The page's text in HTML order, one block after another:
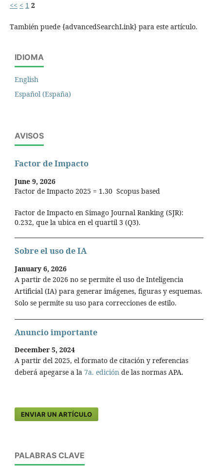
<< < 1 2
También puede {advancedSearchLink} para este artículo.
IDIOMA
English
Español (España)
AVISOS
Factor de Impacto
June 9, 2026
Factor de Impacto 2025 = 1.30 Scopus based
Factor de Impacto en Simago Journal Ranking (SJR):
0.232, que la ubica en el quartil 3 (Q3).
Sobre el uso de IA
January 6, 2026
A partir de 2026 no se permite el uso de Inteligencia
Artificial (IA) para generar imágenes, figuras y esquemas.
Solo se permite su uso para correcciones de estilo.
Anuncio importante
December 5, 2024
A partir del 2025, el formato de citación y referencias
deberá apegarse a la 7a. edición de las normas APA.
ENVIAR UN ARTÍCULO
PALABRAS CLAVE